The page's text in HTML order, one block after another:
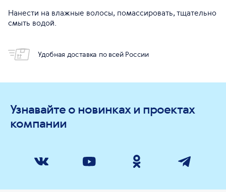
Нанести на влажные волосы, помассировать, тщательно
смыть водой.
Удобная доставка по всей России
Узнавайте о новинках и проектах
компании